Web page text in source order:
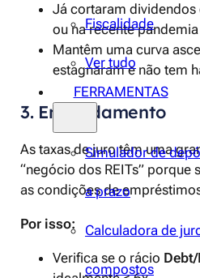
Fiscalidade
Ver tudo
FERRAMENTAS
Simulador de
a prazo
Calculadora de
compostos
Já cortaram
ou na recente
Mantêm uma curva
estagnaram e não tem
3. Endividamento
As taxas de juro têm uma
“negócio dos REITs” porque
as condições de
Por isso:
Verifica se o rácio